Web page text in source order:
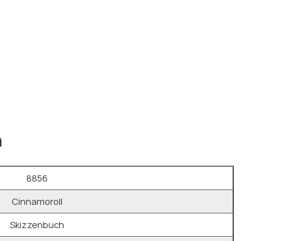
8856
Cinnamoroll
Skizzenbuch